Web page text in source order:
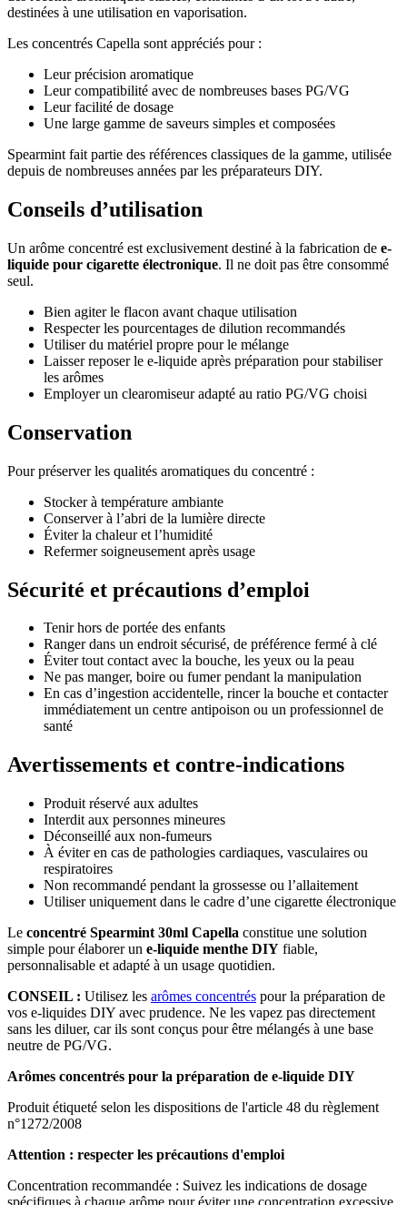
destinées à une utilisation en vaporisation.
Les concentrés Capella sont appréciés pour :
Leur précision aromatique
Leur compatibilité avec de nombreuses bases PG/VG
Leur facilité de dosage
Une large gamme de saveurs simples et composées
Spearmint fait partie des références classiques de la gamme, utilisée
depuis de nombreuses années par les préparateurs DIY.
Conseils d’utilisation
Un arôme concentré est exclusivement destiné à la fabrication de e-
liquide pour cigarette électronique. Il ne doit pas être consommé
seul.
Bien agiter le flacon avant chaque utilisation
Respecter les pourcentages de dilution recommandés
Utiliser du matériel propre pour le mélange
Laisser reposer le e-liquide après préparation pour stabiliser
les arômes
Employer un clearomiseur adapté au ratio PG/VG choisi
Conservation
Pour préserver les qualités aromatiques du concentré :
Stocker à température ambiante
Conserver à l’abri de la lumière directe
Éviter la chaleur et l’humidité
Refermer soigneusement après usage
Sécurité et précautions d’emploi
Tenir hors de portée des enfants
Ranger dans un endroit sécurisé, de préférence fermé à clé
Éviter tout contact avec la bouche, les yeux ou la peau
Ne pas manger, boire ou fumer pendant la manipulation
En cas d’ingestion accidentelle, rincer la bouche et contacter
immédiatement un centre antipoison ou un professionnel de
santé
Avertissements et contre-indications
Produit réservé aux adultes
Interdit aux personnes mineures
Déconseillé aux non-fumeurs
À éviter en cas de pathologies cardiaques, vasculaires ou
respiratoires
Non recommandé pendant la grossesse ou l’allaitement
Utiliser uniquement dans le cadre d’une cigarette électronique
Le concentré Spearmint 30ml Capella constitue une solution
simple pour élaborer un e-liquide menthe DIY fiable,
personnalisable et adapté à un usage quotidien.
CONSEIL : Utilisez les arômes concentrés pour la préparation de
vos e-liquides DIY avec prudence. Ne les vapez pas directement
sans les diluer, car ils sont conçus pour être mélangés à une base
neutre de PG/VG.
Arômes concentrés pour la préparation de e-liquide DIY
Produit étiqueté selon les dispositions de l'article 48 du règlement
n°1272/2008
Attention : respecter les précautions d'emploi
Concentration recommandée : Suivez les indications de dosage